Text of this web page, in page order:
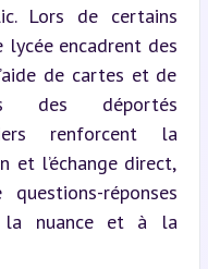
Lors de certains
lycée encadrent des
de cartes et de
des déportés
renforcent la
et l’échange direct,
réponses
la nuance et à la